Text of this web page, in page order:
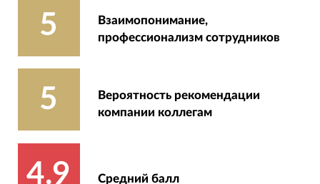
5
Взаимопонимание,
профессионализм сотрудников
5
Вероятность рекомендации
компании коллегам
4.9 Средний балл